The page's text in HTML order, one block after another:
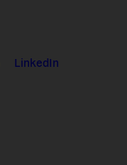
LinkedIn